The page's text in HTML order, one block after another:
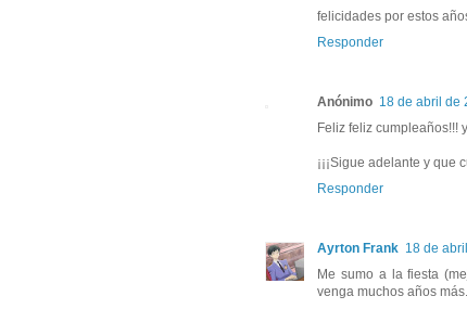
felicidades por estos
Responder
Anónimo 18 de abril de
Feliz feliz cumpleaños!!!
¡¡¡Sigue adelante y que
Responder
Ayrton Frank 18 de
Me sumo a la fiesta
venga muchos años más.